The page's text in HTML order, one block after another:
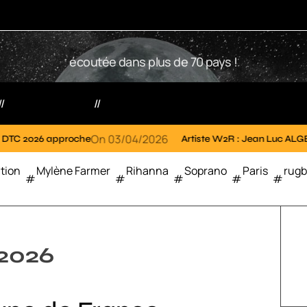
W
2
R
écoutée dans plus de 70 pays !
On03/04/2026 Artiste W2R : Jean Luc ALGEROn02/04/
Mylène Farmer Rihanna Soprano Paris